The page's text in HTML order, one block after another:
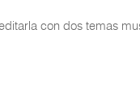
con dos temas